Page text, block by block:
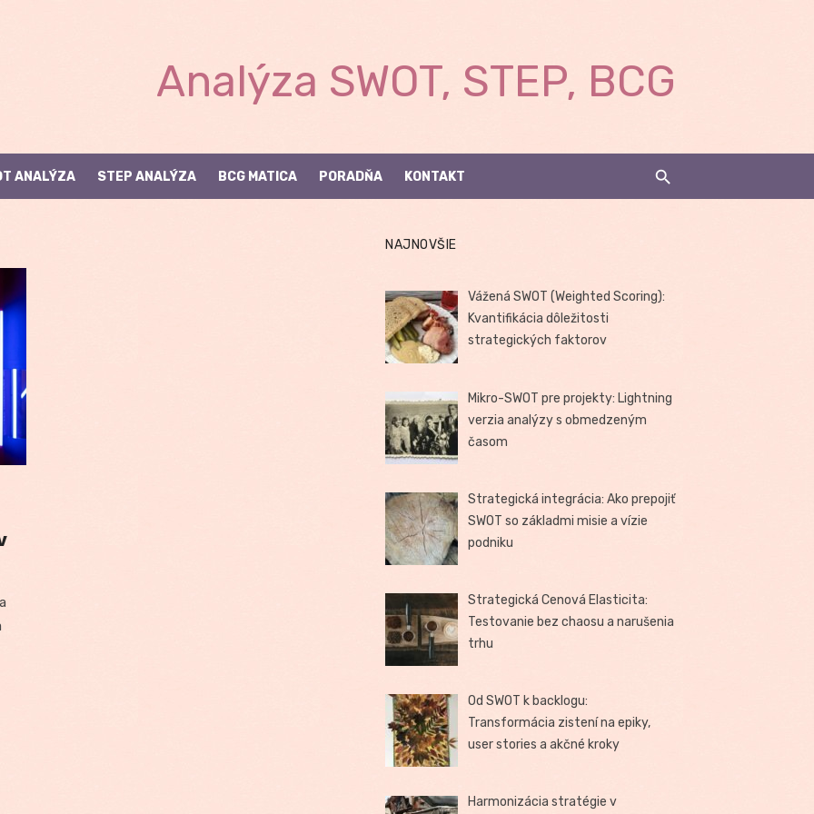
Analýza SWOT, STEP, BCG
ANALÝZA STEP ANALÝZA BCG MATICA PORADŇA KONTAKT
NAJNOVŠIE
Vážená SWOT (Weighted Scoring):
Kvantifikácia dôležitosti
strategických faktorov
Mikro-SWOT pre projekty: Lightning
verzia analýzy s obmedzeným
časom
Strategická integrácia: Ako prepojiť
SWOT so základmi misie a vízie
podniku
Strategická Cenová Elasticita:
Testovanie bez chaosu a narušenia
trhu
Od SWOT k backlogu:
Transformácia zistení na epiky,
user stories a akčné kroky
Harmonizácia stratégie v